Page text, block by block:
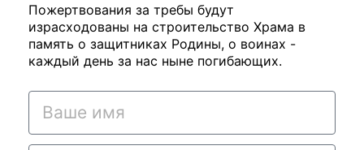
Пожертвования за требы будут
израсходованы на строительство Храма в
память о защитниках Родины, о воинах -
каждый день за нас ныне погибающих.